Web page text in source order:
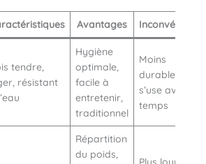
Avantages Inconvénients
tendre,
résistant
Hygiène
optimale,
facile à
entretenir,
traditionnel
Moins
durable,
s’use avec le
temps
Répartition
du poids,